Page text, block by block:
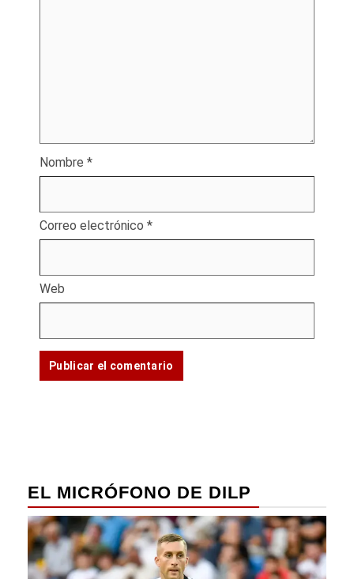
Nombre *
Correo electrónico *
Web
EL MICRÓFONO DE DILP